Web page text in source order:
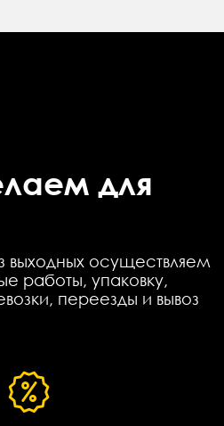
для
выходных осуществляем
работы, упаковку,
переезды и вывоз